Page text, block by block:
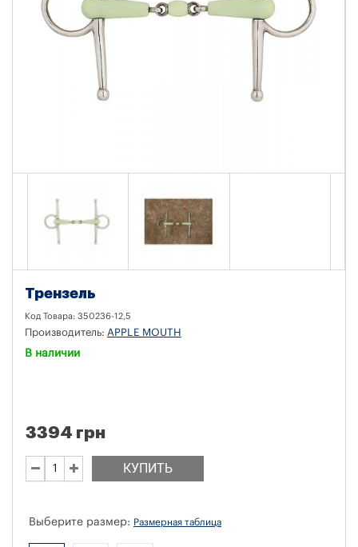
Трензель
Код Товара: 350236-12,5
Производитель: APPLE MOUTH
В наличии
КУПИТЬ
3394 грн
Выберите размер: Размерная таблица